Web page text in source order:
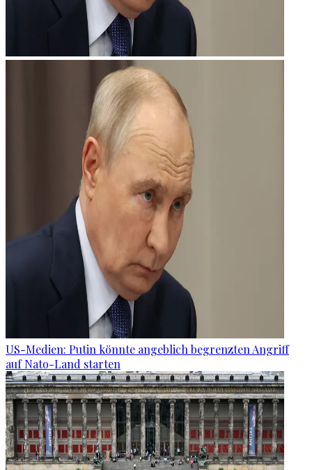
US-Medien: Putin könnte angeblich begrenzten Angriff
auf Nato-Land starten